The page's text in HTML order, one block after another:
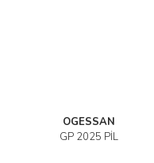
OGESSAN
GP 2025 PİL